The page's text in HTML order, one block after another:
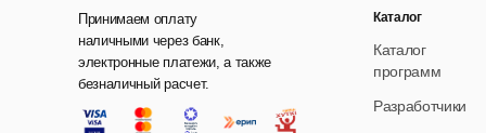
Принимаем оплату
наличными через банк,
электронные платежи, а также
безналичный расчет.
Каталог
Каталог
программ
Разработчики